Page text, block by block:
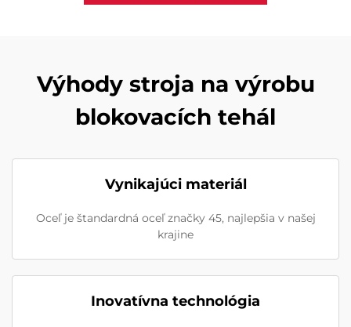
Výhody stroja na výrobu
blokovacích tehál
Vynikajúci materiál
Oceľ je štandardná oceľ značky 45, najlepšia v našej
krajine
Inovatívna technológia